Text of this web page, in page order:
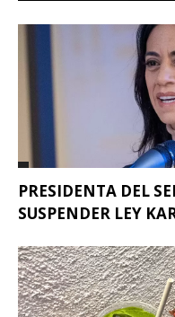
PRESIDENTA DEL
SUSPENDER LEY